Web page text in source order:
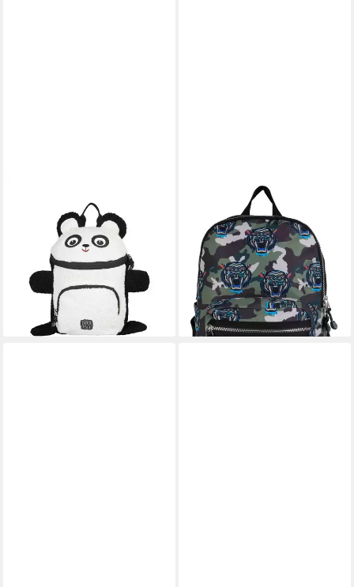
Schulranzen Kinderrucksack S
Panda black/white (1 Stück),
ab 3 Jahren, ergonomisch,
Kindergarten
29,99 €
UVP 39,99 €
lieferbar - in 2-3 Werktagen bei dir
Rucksack Backpack
49,95 €
lieferbar - in 2-3 Werktagen bei dir